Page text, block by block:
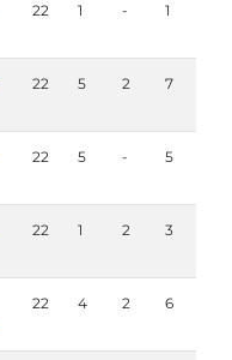
22 1 - 1
22 5 2 7
22 5 - 5
22 1 2 3
22 4 2 6